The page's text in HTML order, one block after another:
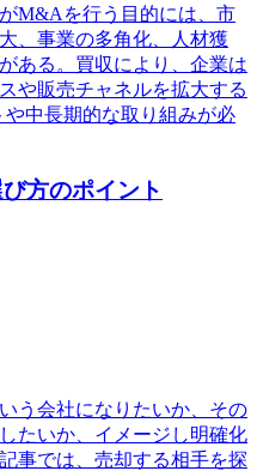
M&Aを行う目的には、市
、事業の多角化、人材獲
ある。買収により、企業は
や販売チャネルを拡大する
中長期的な取り組みが必
方のポイント
う会社になりたいか、その
たいか、イメージし明確化
事では、売却する相手を探